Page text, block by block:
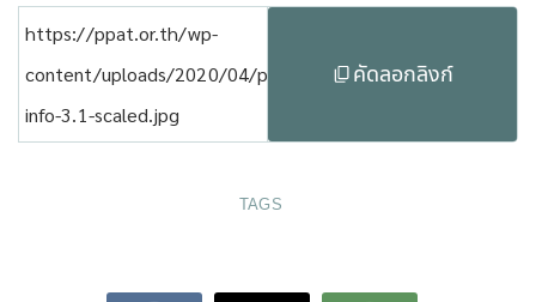
https://ppat.or.th/wp-
content/uploads/2020/04/ppat-
info-3.1-scaled.jpg
คัดลอกลิงก์
TAGS